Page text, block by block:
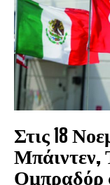
Στις 18
Μπάιντεν,
Ομπραδόρ